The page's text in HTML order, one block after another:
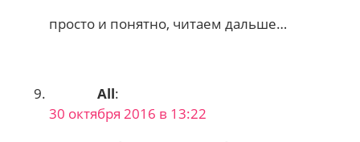
просто и понятно, читаем дальше…
All:
30 октября 2016 в 13:22